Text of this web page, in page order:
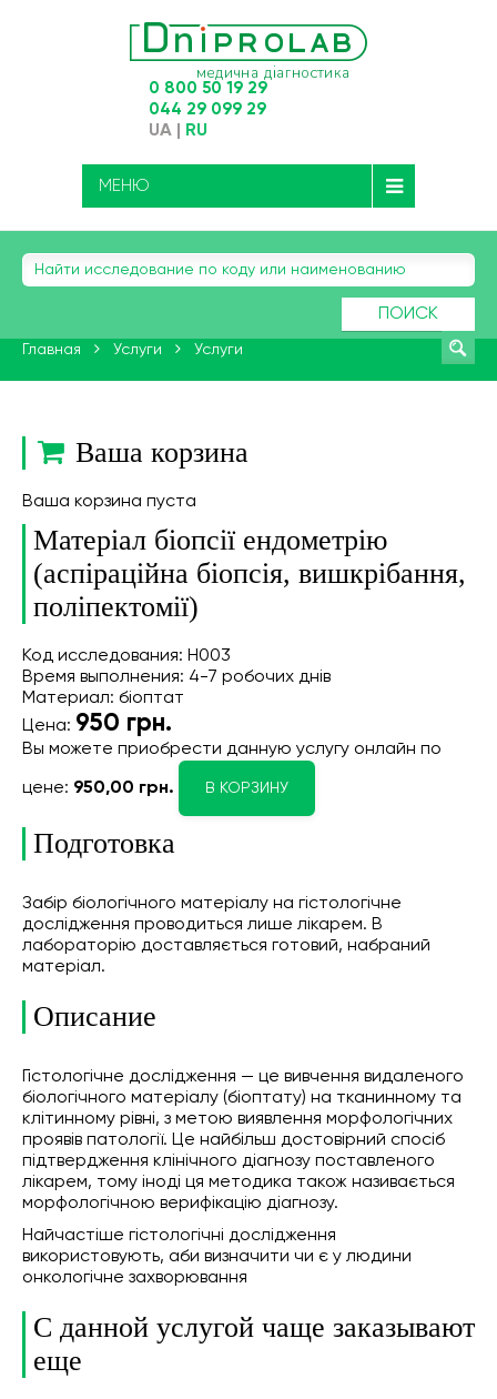
0 800 50 19 29
044 29 099 29
UA RU
МЕНЮ
ПОИСК
Главная Услуги Услуги
Ваша корзина
Ваша корзина пуста
Матеріал біопсії ендометрію
(аспіраційна біопсія, вишкрібання,
поліпектомії)
Код исследования: Н003
Время выполнения: 4-7 робочих днів
Материал: біоптат
Цена: 950 грн.
Вы можете приобрести данную услугу онлайн по
цене: 950,00 грн. В КОРЗИНУ
Подготовка
Забір біологічного матеріалу на гістологічне
дослідження проводиться лише лікарем. В
лабораторію доставляється готовий, набраний
матеріал.
Описание
Гістологічне дослідження — це вивчення видаленого
біологічного матеріалу (біоптату) на тканинному та
клітинному рівні, з метою виявлення морфологічних
проявів патології. Це найбільш достовірний спосіб
підтвердження клінічного діагнозу поставленого
лікарем, тому іноді ця методика також називається
морфологічною верифікацію діагнозу.
Найчастіше гістологічні дослідження
використовують, аби визначити чи є у людини
онкологічне захворювання
С данной услугой чаще заказывают
еще